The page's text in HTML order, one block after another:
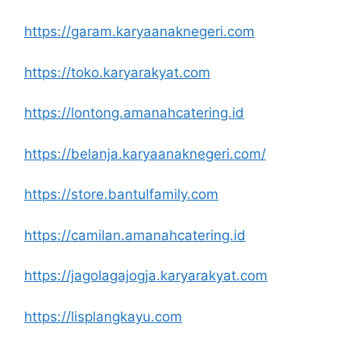
https://garam.karyaanaknegeri.com
https://toko.karyarakyat.com
https://lontong.amanahcatering.id
https://belanja.karyaanaknegeri.com/
https://store.bantulfamily.com
https://camilan.amanahcatering.id
https://jagolagajogja.karyarakyat.com
https://lisplangkayu.com